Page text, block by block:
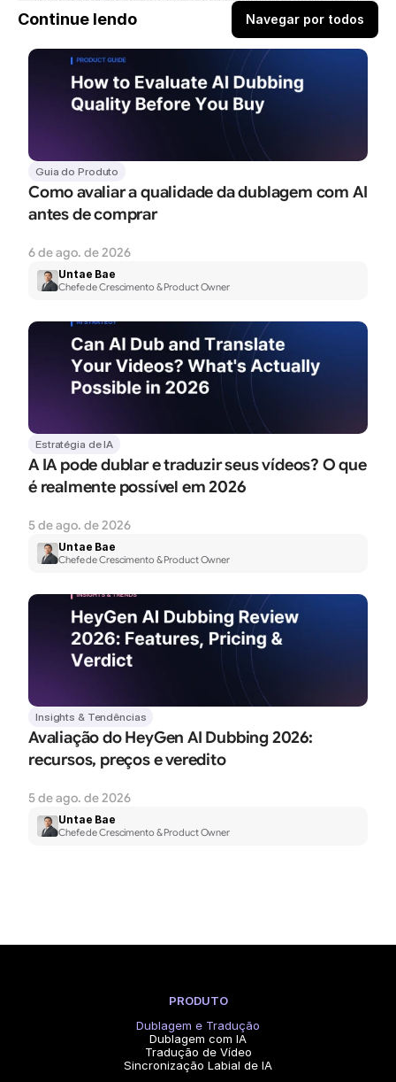
Continue lendo Navegar por todos
Guia do Produto
Como avaliar a qualidade da dublagem com AI
antes de comprar
6 de ago. de 2026
Untae Bae
Chefe de Crescimento & Product Owner
Estratégia de IA
A IA pode dublar e traduzir seus vídeos? O que
é realmente possível em 2026
5 de ago. de 2026
Untae Bae
Chefe de Crescimento & Product Owner
Insights & Tendências
Avaliação do HeyGen AI Dubbing 2026:
recursos, preços e veredito
5 de ago. de 2026
Untae Bae
Chefe de Crescimento & Product Owner
PRODUTO
Dublagem e Tradução
Dublagem com IA
Tradução de Vídeo
Sincronização Labial de IA